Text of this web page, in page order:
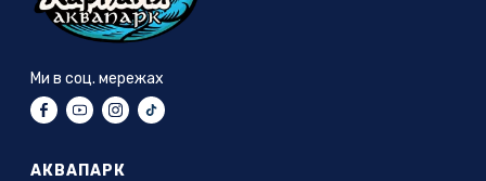
Ми в соц. мережах
АКВАПАРК